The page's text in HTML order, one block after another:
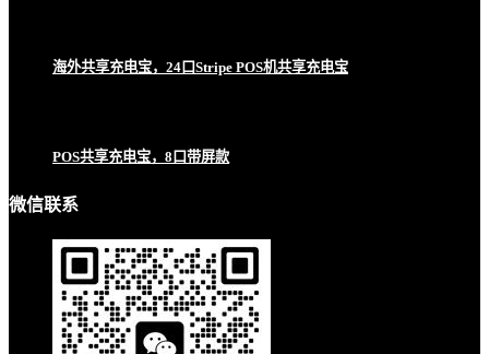
海外共享充电宝，24口Stripe POS机共享充电宝
POS共享充电宝，8口带屏款
微信联系